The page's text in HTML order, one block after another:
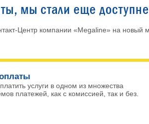
мы стали еще
Центр компании «Megaline» на
услуги в одном из множества
платежей, как с комиссией, так и без.